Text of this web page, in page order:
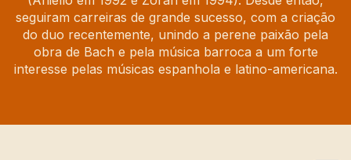
seguiram carreiras de grande sucesso, com a criação
do duo recentemente, unindo a perene paixão pela
obra de Bach e pela música barroca a um forte
interesse pelas músicas espanhola e latino-americana.